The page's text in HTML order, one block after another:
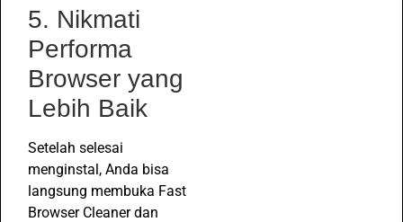
5. Nikmati
Performa
Browser yang
Lebih Baik
Setelah selesai
menginstal, Anda bisa
langsung membuka Fast
Browser Cleaner dan